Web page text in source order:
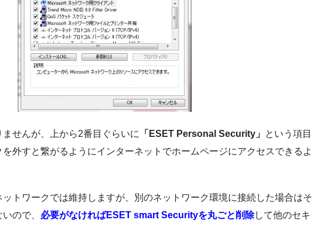
せんが、 上から2番目ぐらいに 「ESET Personal Security」 という項目
を外すと繋がるようにインターネットでホームページにアクセスできるよ
トワークでは維持しますが、別のネットワーク環境に接続した場合はそ
ので、 必要がなければESET smart Securityを丸ごと削除して他のセキ